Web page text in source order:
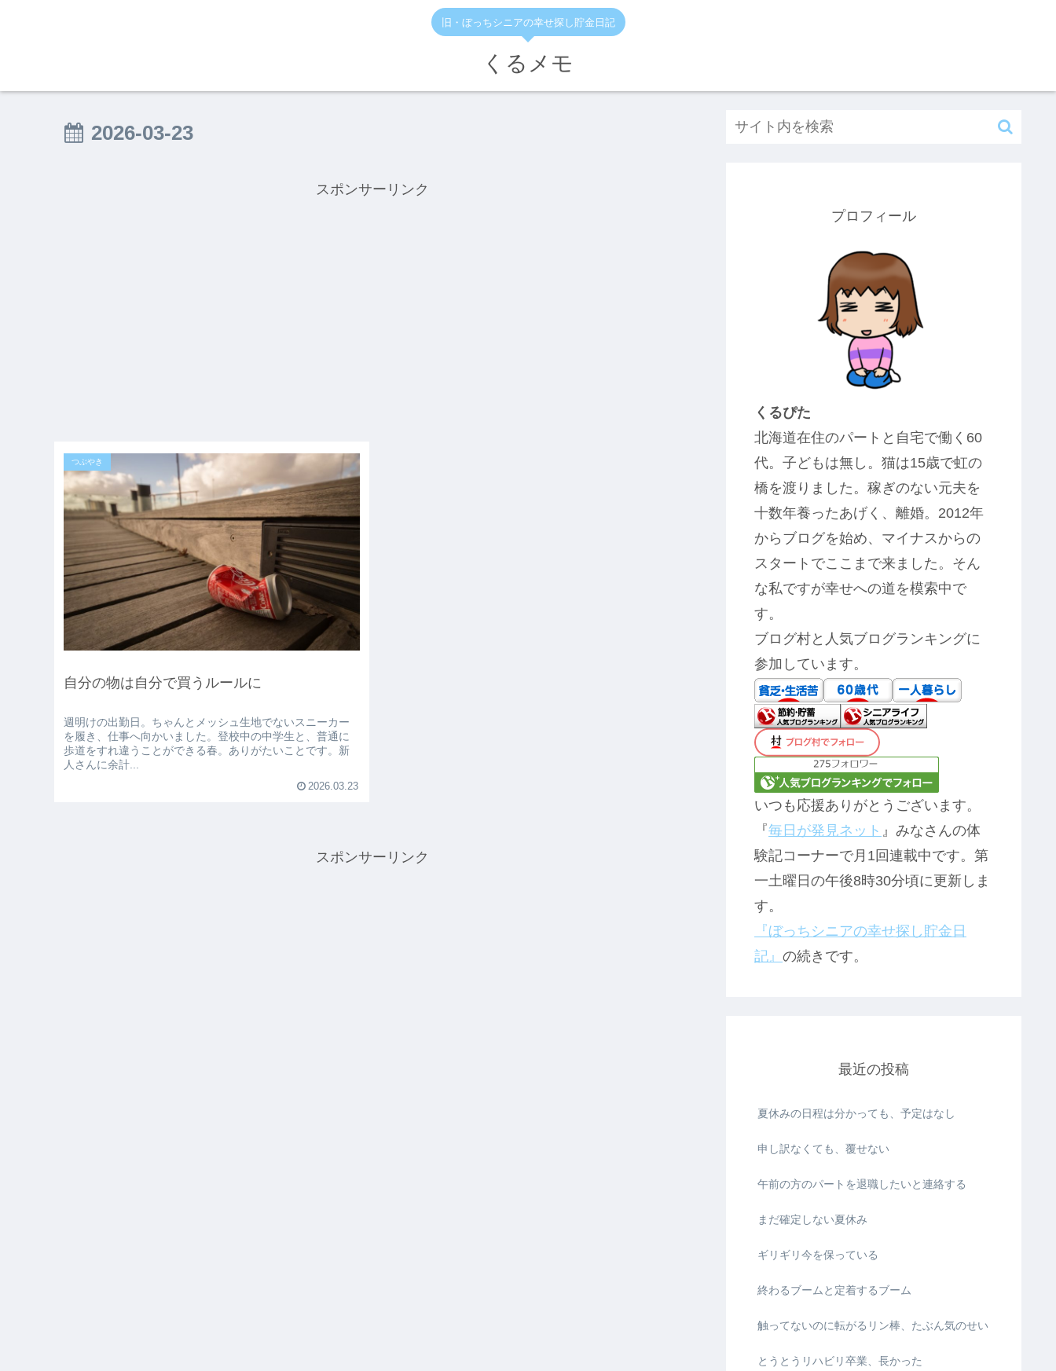
旧・ぼっちシニアの幸せ探し貯金日記
くるメモ
2026-03-23
スポンサーリンク
つぶやき
自分の物は自分で買うルールに
週明けの出勤日。ちゃんとメッシュ生地でないスニーカー
を履き、仕事へ向かいました。登校中の中学生と、普通に
歩道をすれ違うことができる春。ありがたいことです。新
人さんに余計...
2026.03.23
スポンサーリンク
プロフィール
くるぴた
北海道在住のパートと自宅で働く60
代。子どもは無し。猫は15歳で虹の
橋を渡りました。稼ぎのない元夫を
十数年養ったあげく、離婚。2012年
からブログを始め、マイナスからの
スタートでここまで来ました。そん
な私ですが幸せへの道を模索中で
す。
ブログ村と人気ブログランキングに
参加しています。
いつも応援ありがとうございます。
『毎日が発見ネット 』みなさんの体
験記コーナーで月1回連載中です。第
一土曜日の午後8時30分頃に更新しま
す。
『ぼっちシニアの幸せ探し貯金日
記』 の続きです。
最近の投稿
夏休みの日程は分かっても、予定はなし
申し訳なくても、覆せない
午前の方のパートを退職したいと連絡する
まだ確定しない夏休み
ギリギリ今を保っている
終わるブームと定着するブーム
触ってないのに転がるリン棒、たぶん気のせい
とうとうリハビリ卒業、長かった